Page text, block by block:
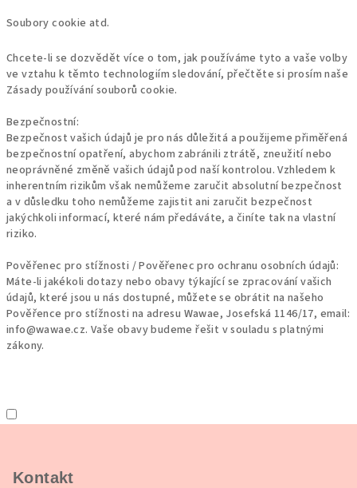
Soubory cookie atd.
Chcete-li se dozvědět více o tom, jak používáme tyto a vaše volby
ve vztahu k těmto technologiím sledování, přečtěte si prosím naše
Zásady používání souborů cookie.
Bezpečnostní:
Bezpečnost vašich údajů je pro nás důležitá a použijeme přiměřená
bezpečnostní opatření, abychom zabránili ztrátě, zneužití nebo
neoprávněné změně vašich údajů pod naší kontrolou. Vzhledem k
inherentním rizikům však nemůžeme zaručit absolutní bezpečnost
a v důsledku toho nemůžeme zajistit ani zaručit bezpečnost
jakýchkoli informací, které nám předáváte, a činíte tak na vlastní
riziko.
Pověřenec pro stížnosti / Pověřenec pro ochranu osobních údajů:
Máte-li jakékoli dotazy nebo obavy týkající se zpracování vašich
údajů, které jsou u nás dostupné, můžete se obrátit na našeho
Pověřence pro stížnosti na adresu Wawae, Josefská 1146/17, email:
info@wawae.cz. Vaše obavy budeme řešit v souladu s platnými
zákony.
Kontakt